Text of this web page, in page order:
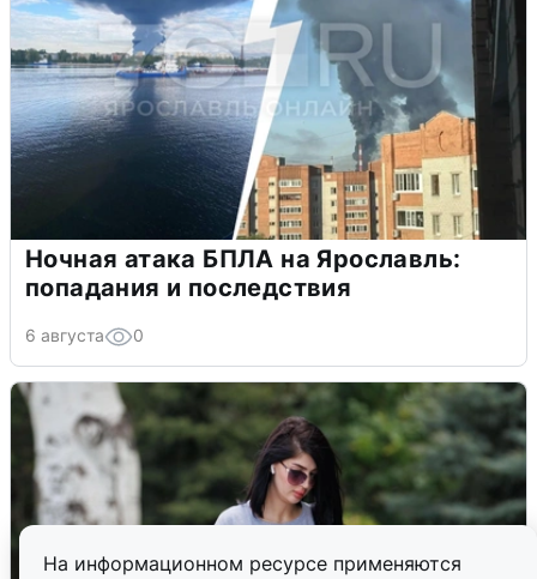
На информационном ресурсе применяются
Ночная атака БПЛА на Ярославль:
попадания и последствия
6 августа 0